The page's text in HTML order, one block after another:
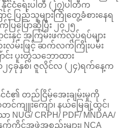
ငံရေးပါတီ (၂၇)ပါတီက
င့် ပြည်သူများကြုံတွေ့ခံစားနေရ
ပြောဆိုပြီး ၂၀၂၅
နှင့် အကြမ်းဖက်လုပ်ရပ်များ
ည်းလမ်းဖြင့် ဆက်လက်ကြိုးပမ်း
င်း ပူးတွဲသဘောထား
၄ခုနှစ်၊ ဇူလိုင်လ (၂၄)ရက်နေ့က
၏ တည်ငြိမ်အေးချမ်းမှုကို
င်ကျူးကျော်၊ နယ်မြေချဲ့ထွင်၊
CRPH/ PDF/ MNDAA/
ကိုင်အဖွဲ့အစည်းများ၊ NCA